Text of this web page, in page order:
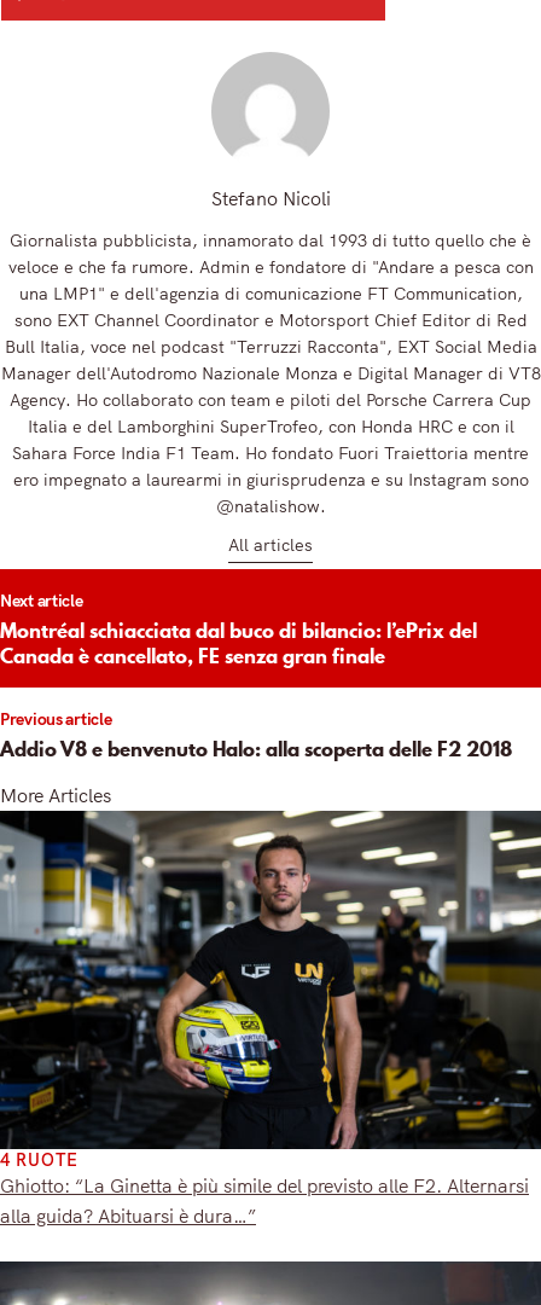
Stefano Nicoli
Giornalista pubblicista, innamorato dal 1993 di tutto quello che è
veloce e che fa rumore. Admin e fondatore di "Andare a pesca con
una LMP1" e dell'agenzia di comunicazione FT Communication,
sono EXT Channel Coordinator e Motorsport Chief Editor di Red
Bull Italia, voce nel podcast "Terruzzi Racconta", EXT Social Media
Manager dell'Autodromo Nazionale Monza e Digital Manager di VT8
Agency. Ho collaborato con team e piloti del Porsche Carrera Cup
Italia e del Lamborghini SuperTrofeo, con Honda HRC e con il
Sahara Force India F1 Team. Ho fondato Fuori Traiettoria mentre
ero impegnato a laurearmi in giurisprudenza e su Instagram sono
@natalishow.
All articles
Previous article
Addio V8 e benvenuto Halo: alla scoperta delle F2 2018
Next article
Montréal schiacciata dal buco di bilancio: l’ePrix del
Canada è cancellato, FE senza gran finale
More Articles
4 RUOTE
Ghiotto: “La Ginetta è più simile del previsto alle F2. Alternarsi
alla guida? Abituarsi è dura…”